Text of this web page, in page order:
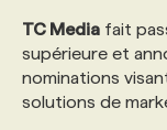
PRIX ET
GEO/
FAQ
NOS
TC Media fait
supérieure et
nominations
solutions de